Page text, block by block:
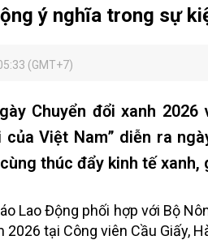
ý nghĩa trong sự
(GMT+7)
Chuyển đổi xanh
Việt Nam” diễn ra
thúc đẩy kinh tế
Lao Động phối hợp với Bộ
2026 tại Công viên Cầu Giấy,